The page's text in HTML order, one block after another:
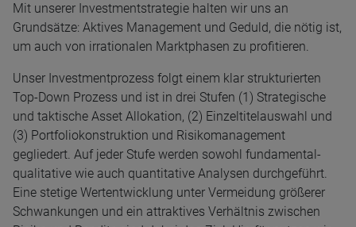
Mit unserer Investmentstrategie halten wir uns an
Grundsätze: Aktives Management und Geduld, die nötig ist,
um auch von irrationalen Marktphasen zu profitieren.
Unser Investmentprozess folgt einem klar strukturierten
Top-Down Prozess und ist in drei Stufen (1) Strategische
und taktische Asset Allokation, (2) Einzeltitelauswahl und
(3) Portfoliokonstruktion und Risikomanagement
gegliedert. Auf jeder Stufe werden sowohl fundamental-
qualitative wie auch quantitative Analysen durchgeführt.
Eine stetige Wertentwicklung unter Vermeidung größerer
Schwankungen und ein attraktives Verhältnis zwischen